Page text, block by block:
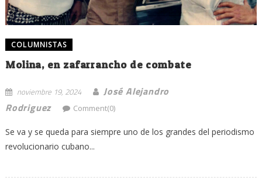
COLUMNISTAS
Molina, en zafarrancho de combate
noviembre 19, 2024
José Alejandro
Rodriguez
Comment(0)
Se va y se queda para siempre uno de los grandes del periodismo
revolucionario cubano...